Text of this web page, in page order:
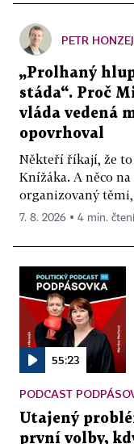
PETR
„Prolhaný
stáda“. Proč
vláda vedená
opovrhoval
Někteří říkají, že
Knížáka. A něco
organizovaný
7. 8. 2026 ▪ 4 min. čtení
55:23
PODCAST
Utajený
první volby,